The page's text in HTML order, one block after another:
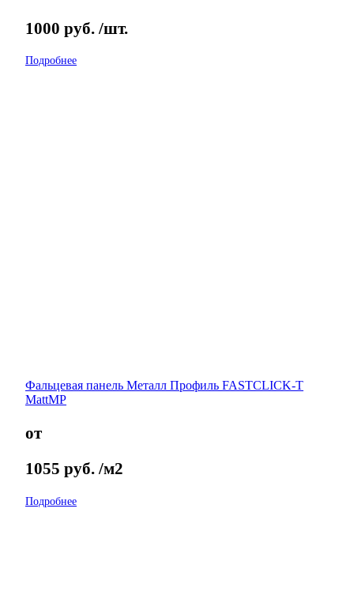
1000 руб. /шт.
Подробнее
Фальцевая панель Металл Профиль FASTCLICK-Т
MattMP
от
1055 руб. /м2
Подробнее